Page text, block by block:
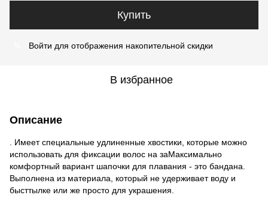
Купить
Войти для отображения накопительной скидки
В избранное
Описание
. Имеет специальные удлиненные хвостики, которые можно
использовать для фиксации волос на заМаксимально
комфортный вариант шапочки для плавания - это бандана.
Выполнена из материала, который не удерживает воду и
бысттылке или же просто для украшения.